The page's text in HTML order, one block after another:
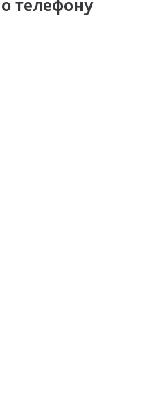
телефону